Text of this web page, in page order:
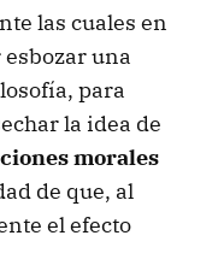
las cuales en
una
para
la idea de
morales
de que, al
el efecto